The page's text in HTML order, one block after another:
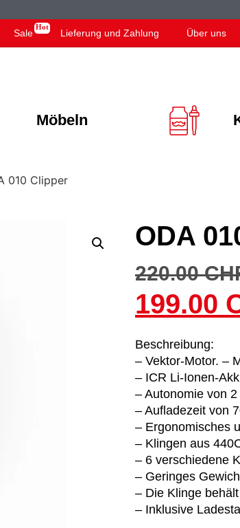
Sale Lieferung und Zahlung Über uns
Möbeln
010 Clipper
ODA
220.00
199.00
Beschreibung:
– Vektor-Motor. –
– ICR Li-Ionen-
– Autonomie von
– Aufladezeit von
– Ergonomisches
– Klingen aus
– 6 verschiedene
– Geringes
– Die Klinge
– Inklusive